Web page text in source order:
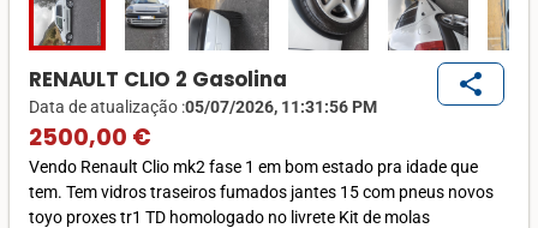
RENAULT CLIO 2 Gasolina
Data de atualização :05/07/2026, 11:31:56 PM
2500,00 €
share
Vendo Renault Clio mk2 fase 1 em bom estado pra idade que
tem. Tem vidros traseiros fumados jantes 15 com pneus novos
toyo proxes tr1 TD homologado no livrete Kit de molas